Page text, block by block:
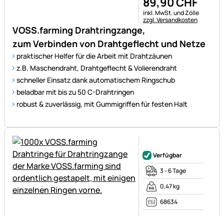
VOSS.farming Drahtringzange,
zum Verbinden von Drahtgeflecht und Netze
praktischer Helfer für die Arbeit mit Drahtzäunen
z.B. Maschendraht, Drahtgeflecht & Volierendraht
schneller Einsatz dank automatischem Ringschub
beladbar mit bis zu 50 C-Drahtringen
robust & zuverlässig, mit Gummigriffen für festen Halt
Steuerhinweis:
inkl. MwSt. und Zölle
zzgl. Versandkosten
Verfügbar
3 - 6 Tage
0,47 kg
68634